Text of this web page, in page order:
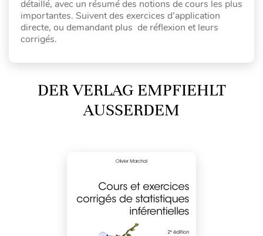
détaillé, avec un résumé des notions de cours les plus
importantes. Suivent des exercices d’application
directe, ou demandant plus de réflexion et leurs
corrigés.
DER VERLAG EMPFIEHLT
AUSSERDEM